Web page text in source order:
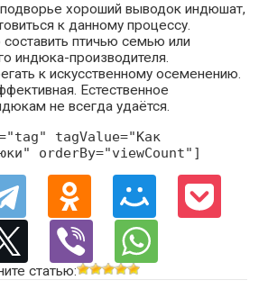
хороший выводок индюшат,
к данному процессу.
птичью семью или
индюка-производителя.
к искусственному осеменению.
Естественное
не всегда удаётся.
tagValue="Как
orderBy="viewCount"]
статью: